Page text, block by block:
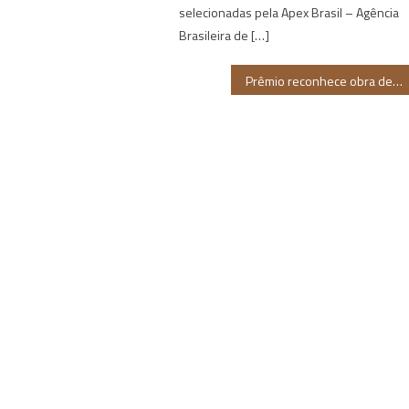
selecionadas pela Apex Brasil – Agência
Brasileira de […]
Prêmio reconhece obra de fotógrafa pernambucana sobre rituais da Jurema